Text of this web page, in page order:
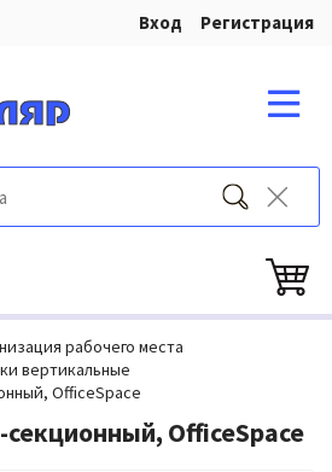
Вход Регистрация
рабочего места
вертикальные
OfficeSpace
OfficeSpace